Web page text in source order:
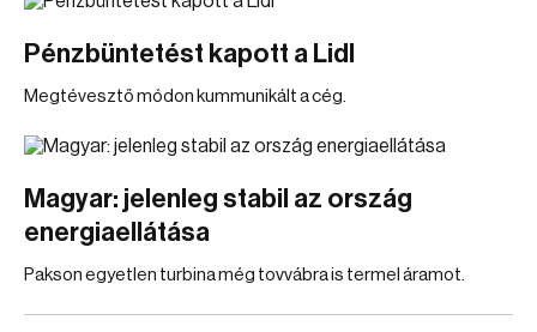
Pénzbüntetést kapott a Lidl
Megtévesztő módon kummunikált a cég.
Magyar: jelenleg stabil az ország
energiaellátása
Pakson egyetlen turbina még tovvábra is termel áramot.